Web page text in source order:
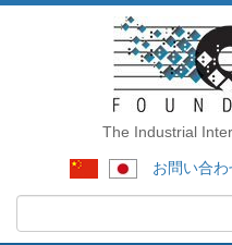
The Industrial
お問い合わ